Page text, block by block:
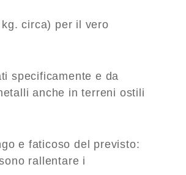
circa) per il vero
specificamente e da
anche in terreni ostili
e faticoso del previsto:
rallentare i